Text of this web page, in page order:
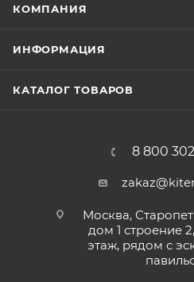
КОМПАНИЯ
ИНФОРМАЦИЯ
КАТАЛОГ ТОВАРОВ
8 800
Москва,
дом 1 строение
этаж, рядом с